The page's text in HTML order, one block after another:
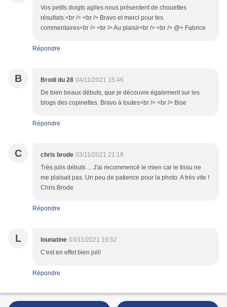
Vos petits doigts agiles nous présentent de chouettes
résultats.<br /> <br /> Bravo et merci pour tes
commentaires<br /> <br /> Au plaisir<br /> <br /> @+ Fabrice
Répondre
B Brodi du 28 04/11/2021 15:46
De bien beaux débuts, que je découvre également sur les
blogs des copinettes. Bravo à toutes<br /> <br /> Bise
Répondre
C chris brode 03/11/2021 21:18
Très jolis débuts ... J'ai recommencé le mien car le tissu ne
me plaisait pas. Un peu de patience pour la photo. A très vite !
Chris Brode
Répondre
L lounatine 03/11/2021 19:52
C'est en effet bien joli!
Répondre